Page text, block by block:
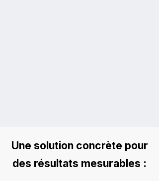
Une solution concrète pour
des résultats mesurables :